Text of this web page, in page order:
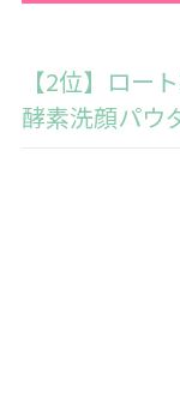
【2位】ロー
酵素洗顔パウ